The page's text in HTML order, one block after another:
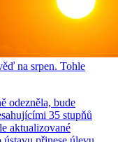
na srpen. Tohle
odezněla, bude
35 stupňů
aktualizované